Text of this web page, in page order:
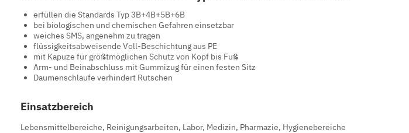
erfüllen die Standards Typ 3B+4B+5B+6B
bei biologischen und chemischen Gefahren einsetzbar
weiches SMS, angenehm zu tragen
flüssigkeitsabweisende Voll-Beschichtung aus PE
mit Kapuze für größtmöglichen Schutz von Kopf bis Fuß
Arm- und Beinabschluss mit Gummizug für einen festen Sitz
Daumenschlaufe verhindert Rutschen
Einsatzbereich
Lebensmittelbereiche, Reinigungsarbeiten, Labor, Medizin, Pharmazie, Hygienebereiche